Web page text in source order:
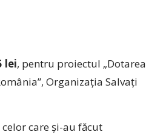
lei, pentru proiectul „Dotarea
Organizația Salvați
care și-au făcut